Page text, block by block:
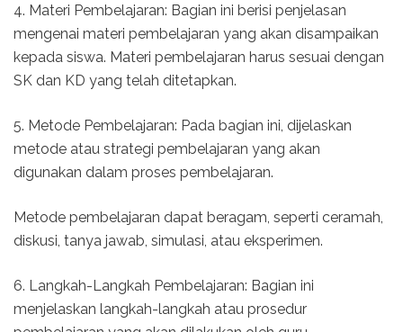
4. Materi Pembelajaran: Bagian ini berisi penjelasan
mengenai materi pembelajaran yang akan disampaikan
kepada siswa. Materi pembelajaran harus sesuai dengan
SK dan KD yang telah ditetapkan.
5. Metode Pembelajaran: Pada bagian ini, dijelaskan
metode atau strategi pembelajaran yang akan
digunakan dalam proses pembelajaran.
Metode pembelajaran dapat beragam, seperti ceramah,
diskusi, tanya jawab, simulasi, atau eksperimen.
6. Langkah-Langkah Pembelajaran: Bagian ini
menjelaskan langkah-langkah atau prosedur